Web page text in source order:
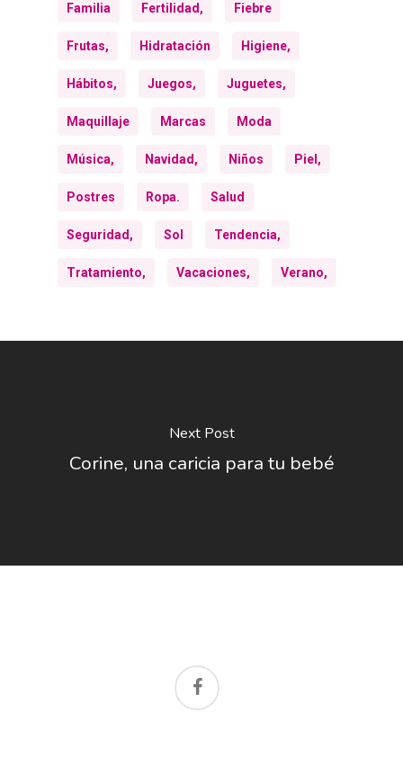
Familia Fertilidad, Fiebre
Frutas, Hidratación Higiene,
Hábitos, Juegos, Juguetes,
Maquillaje Marcas Moda
Música, Navidad, Niños Piel,
Postres Ropa. Salud
Seguridad, Sol Tendencia,
Tratamiento, Vacaciones, Verano,
Next Post
Corine, una caricia para tu bebé
facebook